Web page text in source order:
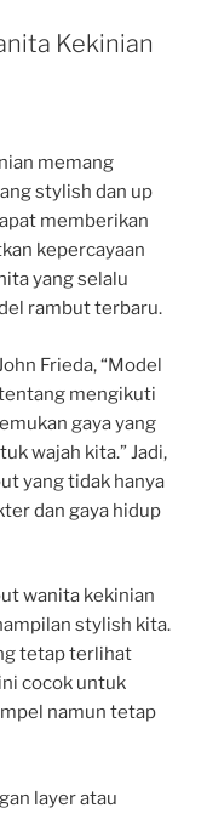
Kekinian
memang
stylish dan up
memberikan
kepercayaan
yang selalu
rambut terbaru.
Frieda, “Model
mengikuti
gaya yang
wajah kita.” Jadi,
yang tidak hanya
dan gaya hidup
wanita kekinian
stylish kita.
tetap terlihat
cocok untuk
namun tetap
layer atau